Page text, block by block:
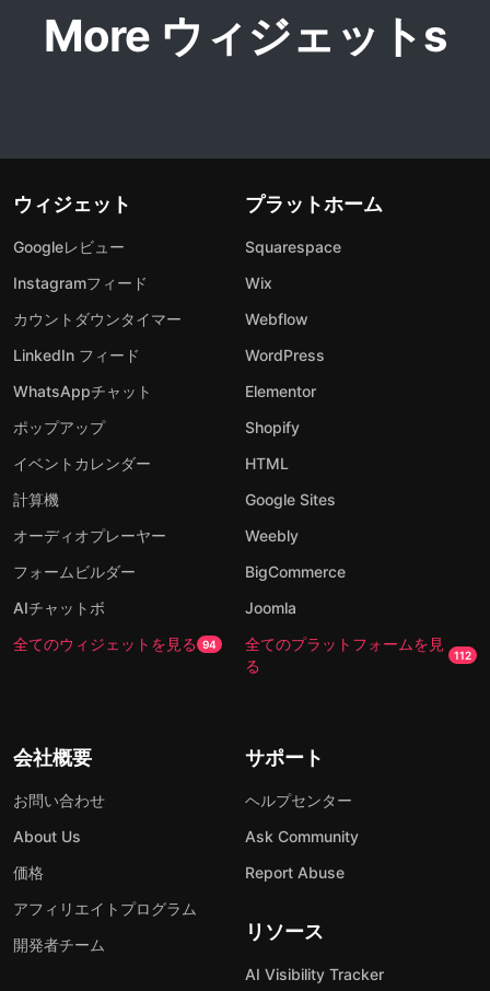
More ウィジェットs
ウィジェット
Googleレビュー
Instagramフィード
カウントダウンタイマー
LinkedIn フィード
WhatsAppチャット
ポップアップ
イベントカレンダー
計算機
オーディオプレーヤー
フォームビルダー
AIチャットボ
全てのウィジェットを見る 94
プラットホーム
Squarespace
Wix
Webflow
WordPress
Elementor
Shopify
HTML
Google Sites
Weebly
BigCommerce
Joomla
全てのプラットフォームを見
る
112
会社概要
お問い合わせ
About Us
価格
アフィリエイトプログラム
開発者チーム
サポート
ヘルプセンター
Ask Community
Report Abuse
リソース
AI Visibility Tracker